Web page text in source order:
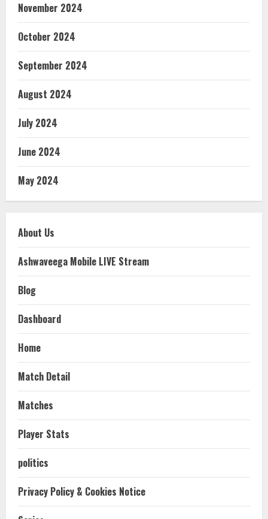
November 2024
October 2024
September 2024
August 2024
July 2024
June 2024
May 2024
About Us
Ashwaveega Mobile LIVE Stream
Blog
Dashboard
Home
Match Detail
Matches
Player Stats
politics
Privacy Policy & Cookies Notice